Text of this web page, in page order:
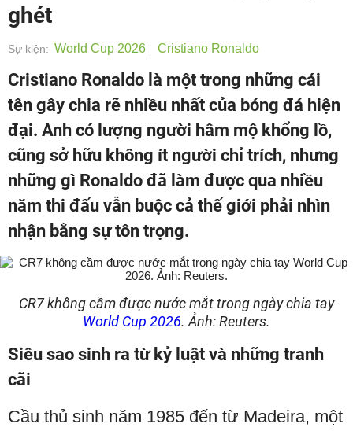
ghét
Sự kiện: World Cup 2026 Cristiano Ronaldo
Cristiano Ronaldo là một trong những cái
tên gây chia rẽ nhiều nhất của bóng đá hiện
đại. Anh có lượng người hâm mộ khổng lồ,
cũng sở hữu không ít người chỉ trích, nhưng
những gì Ronaldo đã làm được qua nhiều
năm thi đấu vẫn buộc cả thế giới phải nhìn
nhận bằng sự tôn trọng.
CR7 không cầm được nước mắt trong ngày chia tay
World Cup 2026. Ảnh: Reuters.
Siêu sao sinh ra từ kỷ luật và những tranh
cãi
Cầu thủ sinh năm 1985 đến từ Madeira, một